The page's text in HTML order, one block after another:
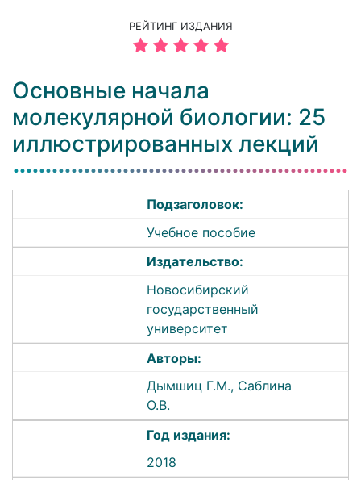
РЕЙТИНГ ИЗДАНИЯ
Основные начала
молекулярной биологии: 25
иллюстрированных лекций
Подзаголовок:
Учебное пособие
Издательство:
Новосибирский
государственный
университет
Авторы:
Дымшиц Г.М., Саблина
О.В.
Год издания:
2018